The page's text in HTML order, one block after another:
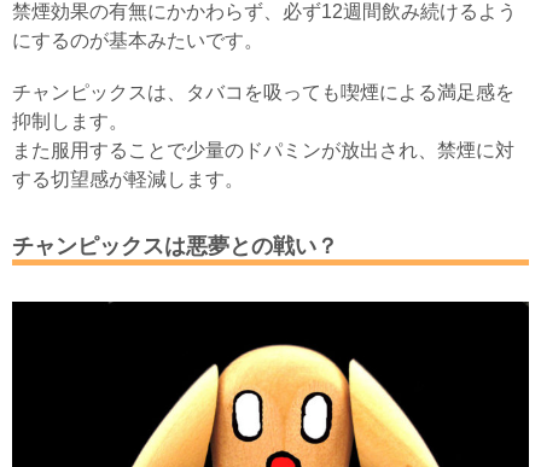
禁煙効果の有無にかかわらず、必ず12週間飲み続けるよう
にするのが基本みたいです。
チャンピックスは、タバコを吸っても喫煙による満足感を
抑制します。
また服用することで少量のドパミンが放出され、禁煙に対
する切望感が軽減します。
チャンピックスは悪夢との戦い？